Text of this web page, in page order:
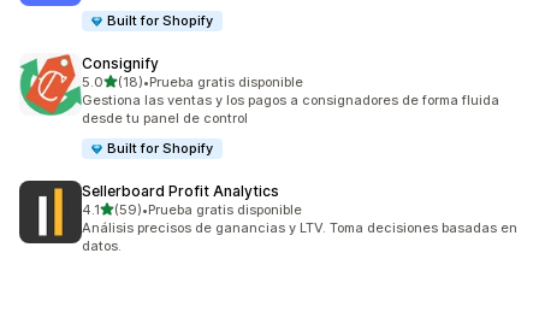
Built for Shopify
Consignify
5.0de 5 estrellas
(18)
18 reseñas en total
•Prueba gratis disponible
Gestiona las ventas y los pagos a consignadores de forma fluida
desde tu panel de control
Built for Shopify
Sellerboard Profit Analytics
4.1de 5 estrellas
(59)
59 reseñas en total
•Prueba gratis disponible
Análisis precisos de ganancias y LTV. Toma decisiones basadas en
datos.